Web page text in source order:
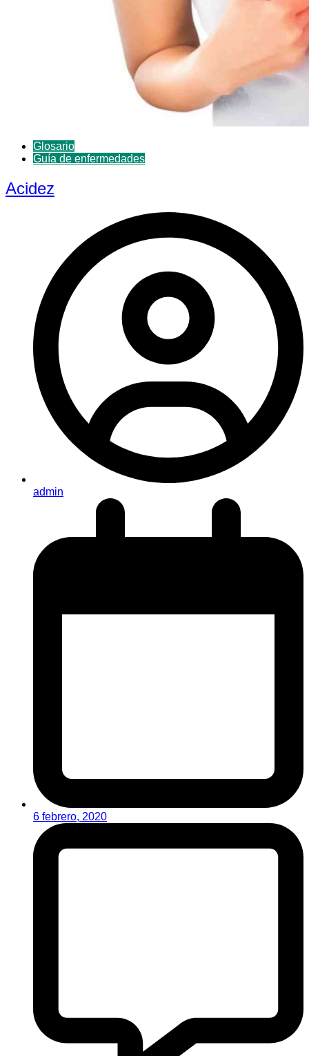
Glosario
Guía de enfermedades
Acidez
admin
6 febrero, 2020